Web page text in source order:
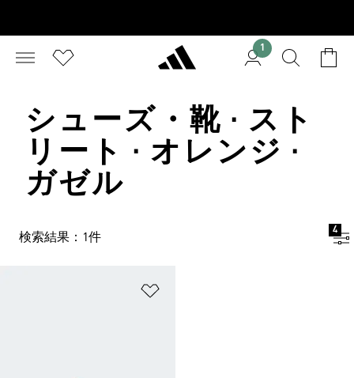
1
シューズ・靴 · スト
リート · オレンジ ·
ガゼル
検索結果：1件
4